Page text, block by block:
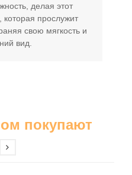
делая этот
прослужит
свою мягкость и
вид.
покупают